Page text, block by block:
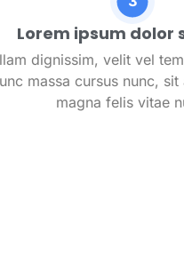
Lorem ipsum dolor
dignissim, velit vel
massa cursus nunc,
magna felis vitae